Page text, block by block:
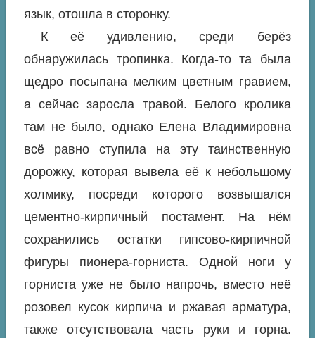
язык, отошла в сторонку.
К её удивлению, среди берёз
обнаружилась тропинка. Когда-то та была
щедро посыпана мелким цветным гравием,
а сейчас заросла травой. Белого кролика
там не было, однако Елена Владимировна
всё равно ступила на эту таинственную
дорожку, которая вывела её к небольшому
холмику, посреди которого возвышался
цементно-кирпичный постамент. На нём
сохранились остатки гипсово-кирпичной
фигуры пионера-горниста. Одной ноги у
горниста уже не было напрочь, вместо неё
розовел кусок кирпича и ржавая арматура,
также отсутствовала часть руки и горна.